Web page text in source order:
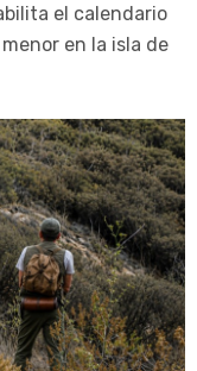
el calendario
en la isla de